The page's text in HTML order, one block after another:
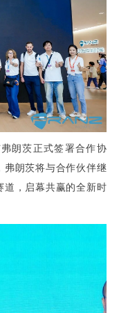
朗茨正式签署合作协
弗朗茨将与合作伙伴继
道，启幕共赢的全新时